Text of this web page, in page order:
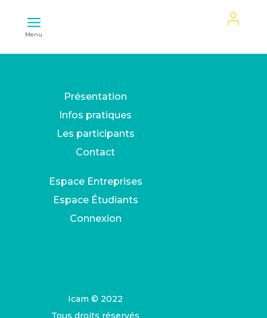
Menu
Présentation
Infos pratiques
Les participants
Contact
Espace Entreprises
Espace Étudiants
Connexion
Icam © 2022
Tous droits réservés